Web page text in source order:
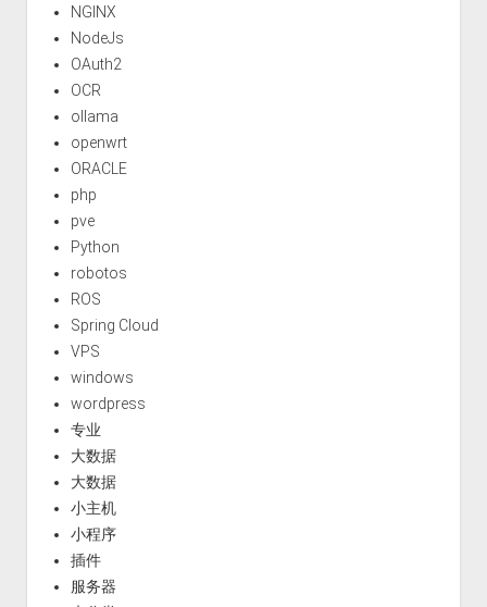
NGINX
NodeJs
OAuth2
OCR
ollama
openwrt
ORACLE
php
pve
Python
robotos
ROS
Spring Cloud
VPS
windows
wordpress
专业
大数据
大数据
小主机
小程序
插件
服务器